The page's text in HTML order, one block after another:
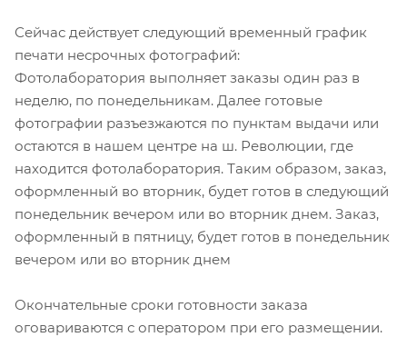
Сейчас действует следующий временный график
печати несрочных фотографий:
Фотолаборатория выполняет заказы один раз в
неделю, по понедельникам. Далее готовые
фотографии разъезжаются по пунктам выдачи или
остаются в нашем центре на ш. Революции, где
находится фотолаборатория. Таким образом, заказ,
оформленный во вторник, будет готов в следующий
понедельник вечером или во вторник днем. Заказ,
оформленный в пятницу, будет готов в понедельник
вечером или во вторник днем
Окончательные сроки готовности заказа
оговариваются с оператором при его размещении.